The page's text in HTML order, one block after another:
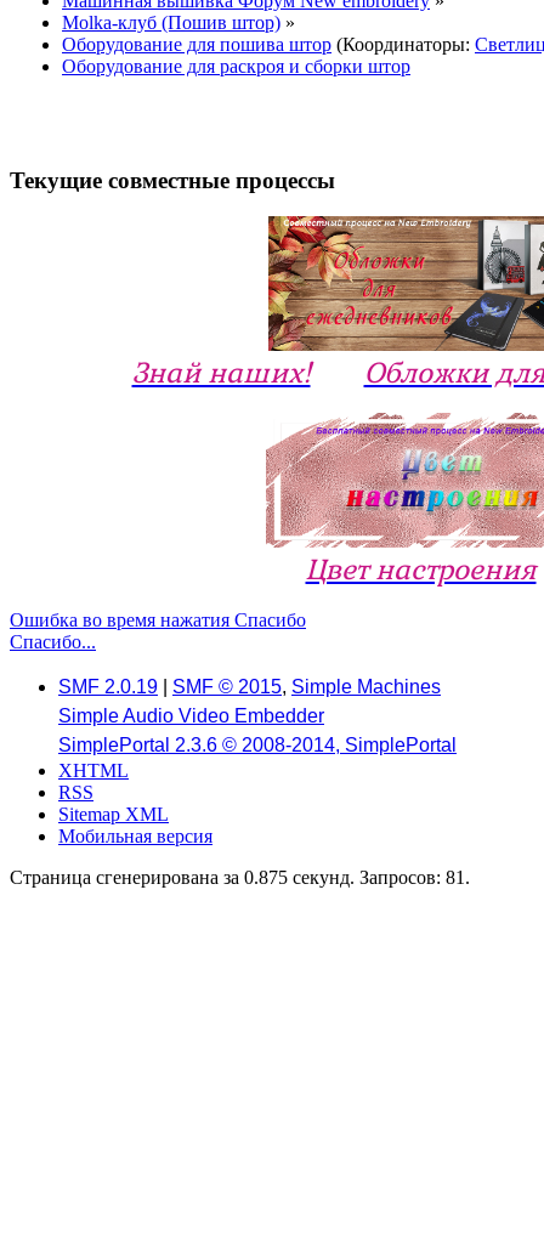
Molka-клуб (Пошив штор) »
Оборудование для пошива штор (Координаторы:
Оборудование для раскроя и сборки штор
Текущие совместные процессы
Знай наших! Обложки
Цвет настроения
Ошибка во время нажатия Спасибо
Спасибо...
SMF 2.0.19 SMF © 2015, Simple Machines
Simple Audio Video Embedder
SimplePortal 2.3.6 © 2008-2014, SimplePortal
XHTML
RSS
Sitemap XML
Мобильная версия
Страница сгенерирована за 0.875 секунд. Запросов: 81.